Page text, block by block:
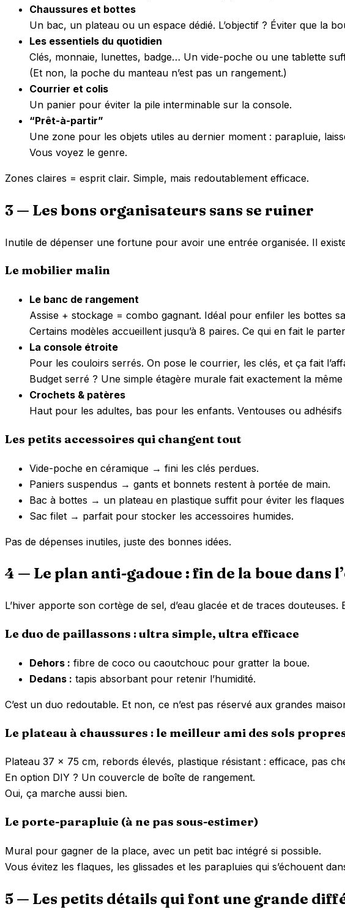
Chaussures et bottes
Un bac, un plateau ou un espace dédié. L’objectif ? Éviter que la
Les essentiels du quotidien
Clés, monnaie, lunettes, badge… Un vide-poche ou une tablette
(Et non, la poche du manteau n’est pas un rangement.)
Courrier et colis
Un panier pour éviter la pile interminable sur la console.
“Prêt-à-partir”
Une zone pour les objets utiles au dernier moment : parapluie,
Vous voyez le genre.
Zones claires = esprit clair. Simple, mais redoutablement efficace.
3 — Les bons organisateurs sans se ruiner
Inutile de dépenser une fortune pour avoir une entrée organisée. Il
Le mobilier malin
Le banc de rangement
Assise + stockage = combo gagnant. Idéal pour enfiler les bottes
Certains modèles accueillent jusqu’à 8 paires. Ce qui en fait le
La console étroite
Pour les couloirs serrés. On pose le courrier, les clés, et ça fait
Budget serré ? Une simple étagère murale fait exactement la même
Crochets & patères
Haut pour les adultes, bas pour les enfants. Ventouses ou
Les petits accessoires qui changent tout
Vide-poche en céramique → fini les clés perdues.
Paniers suspendus → gants et bonnets restent à portée de main.
Bac à bottes → un plateau en plastique suffit pour éviter les
Sac filet → parfait pour stocker les accessoires humides.
Pas de dépenses inutiles, juste des bonnes idées.
4 — Le plan anti-gadoue : fin de la boue dans
L’hiver apporte son cortège de sel, d’eau glacée et de traces
Le duo de paillassons : ultra simple, ultra efficace
Dehors : fibre de coco ou caoutchouc pour gratter la boue.
Dedans : tapis absorbant pour retenir l’humidité.
C’est un duo redoutable. Et non, ce n’est pas réservé aux grandes
Le plateau à chaussures : le meilleur ami des sols
Plateau 37 × 75 cm, rebords élevés, plastique résistant : efficace, pas
En option DIY ? Un couvercle de boîte de rangement.
Oui, ça marche aussi bien.
Le porte-parapluie (à ne pas sous-estimer)
Mural pour gagner de la place, avec un petit bac intégré si possible.
Vous évitez les flaques, les glissades et les parapluies qui s’échouent
5 — Les petits détails qui font une grande